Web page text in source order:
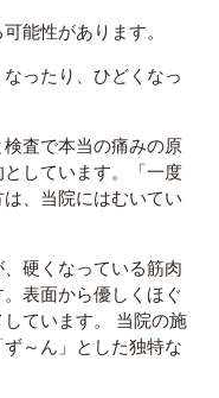
能性があります。
ったり、ひどくなっ
査で本当の痛みの原
しています。「一度
、当院にはむいてい
硬くなっている筋肉
表面から優しくほぐ
ています。 当院の施
～ん」とした独特な